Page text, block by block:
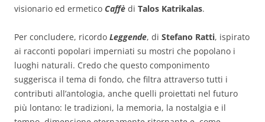
visionario ed ermetico Caffè di Talos Katrikalas.
Per concludere, ricordo Leggende, di Stefano Ratti, ispirato
ai racconti popolari imperniati su mostri che popolano i
luoghi naturali. Credo che questo componimento
suggerisca il tema di fondo, che filtra attraverso tutti i
contributi all’antologia, anche quelli proiettati nel futuro
più lontano: le tradizioni, la memoria, la nostalgia e il